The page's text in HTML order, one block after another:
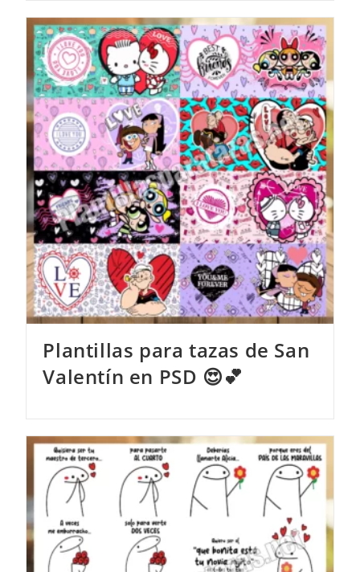
Plantillas para tazas de San
Valentín en PSD 😍💕